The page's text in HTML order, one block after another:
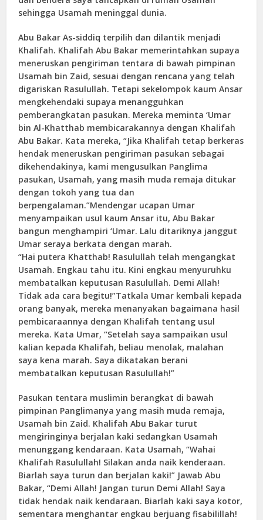
sehingga Usamah meninggal dunia.
Abu Bakar As-siddiq terpilih dan dilantik menjadi
Khalifah. Khalifah Abu Bakar memerintahkan supaya
meneruskan pengiriman tentara di bawah pimpinan
Usamah bin Zaid, sesuai dengan rencana yang telah
digariskan Rasulullah. Tetapi sekelompok kaum Ansar
mengkehendaki supaya menangguhkan
pemberangkatan pasukan. Mereka meminta ‘Umar
bin Al-Khatthab membicarakannya dengan Khalifah
Abu Bakar. Kata mereka, “Jika Khalifah tetap berkeras
hendak meneruskan pengiriman pasukan sebagai
dikehendakinya, kami mengusulkan Panglima
pasukan, Usamah, yang masih muda remaja ditukar
dengan tokoh yang tua dan
berpengalaman.”Mendengar ucapan Umar
menyampaikan usul kaum Ansar itu, Abu Bakar
bangun menghampiri ‘Umar. Lalu ditariknya janggut
Umar seraya berkata dengan marah.
“Hai putera Khatthab! Rasulullah telah mengangkat
Usamah. Engkau tahu itu. Kini engkau menyuruhku
membatalkan keputusan Rasulullah. Demi Allah!
Tidak ada cara begitu!”Tatkala Umar kembali kepada
orang banyak, mereka menanyakan bagaimana hasil
pembicaraannya dengan Khalifah tentang usul
mereka. Kata Umar, “Setelah saya sampaikan usul
kalian kepada Khalifah, beliau menolak, malahan
saya kena marah. Saya dikatakan berani
membatalkan keputusan Rasulullah!”
Pasukan tentara muslimin berangkat di bawah
pimpinan Panglimanya yang masih muda remaja,
Usamah bin Zaid. Khalifah Abu Bakar turut
mengiringinya berjalan kaki sedangkan Usamah
menunggang kendaraan. Kata Usamah, “Wahai
Khalifah Rasulullah! Silakan anda naik kenderaan.
Biarlah saya turun dan berjalan kaki!” Jawab Abu
Bakar, “Demi Allah! Jangan turun Demi Allah! Saya
tidak hendak naik kendaraan. Biarlah kaki saya kotor,
sementara menghantar engkau berjuang fisabilillah!